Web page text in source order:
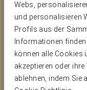
Webs,
und personalisieren
Profils aus der
Informationen
können alle Cookies
akzeptieren oder
ablehnen, indem Sie
€29 per person